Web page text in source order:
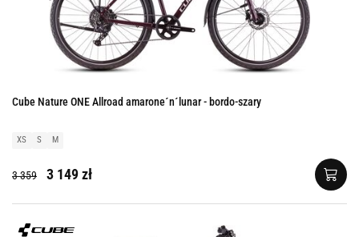
Cube Nature ONE Allroad amarone´n´lunar - bordo-szary
XS S M
3 359 3 149 zł